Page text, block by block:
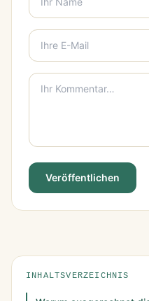
Veröffentlichen
INHALTSVERZEICHNIS